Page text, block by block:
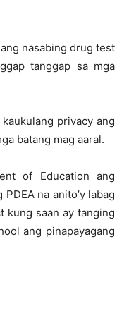
nasabing drug test
tanggap sa mga
privacy ang
batang mag aaral.
of Education ang
na anito’y labag
kung saan ay tanging
ang pinapayagang